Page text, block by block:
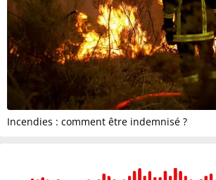
Incendies : comment être indemnisé ?